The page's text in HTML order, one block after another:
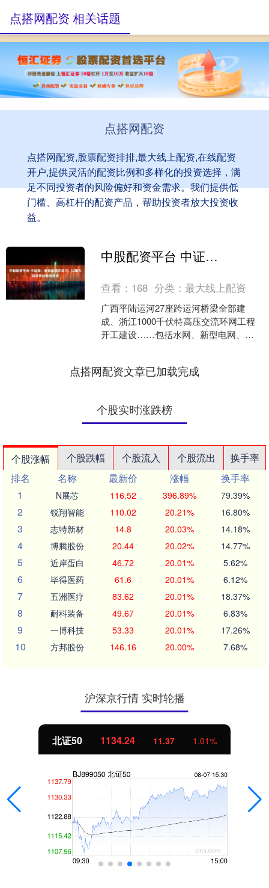
点搭网配资
点搭网配资,股票配资排排,最大线上配资,在线配资
开户,提供灵活的配资比例和多样化的投资选择，满
足不同投资者的风险偏好和资金需求。我们提供低
门槛、高杠杆的配资产品，帮助投资者放大投资收
益。
点搭网配资 相关话题
中股配资平台 中证报：新老基建齐发力，以重大项目带动有效投资
查看： 168 分类：最大线上配资
广西平陆运河27座跨运河桥梁全部建
成、浙江1000千伏特高压交流环网工程
开工建设……包括水网、新型电网、算
点搭网配资文章已加载完成
个股实时涨跌榜
个股涨幅 个股跌幅 个股流入 个股流出
换手率
排名
名称 最新价 涨幅
换手率
1
N展芯 116.52 396.89% 79.39%
2 锐翔智能 110.02 20.21% 16.80%
3 志特新材 14.8 20.03% 14.18%
4 博腾股份 20.44 20.02% 14.77%
5 近岸蛋白 46.72 20.01% 5.62%
6 毕得医药 61.6 20.01% 6.12%
7 五洲医疗 83.62 20.01% 18.37%
8 耐科装备 49.67 20.01% 6.83%
9 一博科技 53.33 20.01% 17.26%
10 方邦股份 146.16 20.00% 7.68%
沪深京行情 实时轮播
北证50 1134.24 11.37 1.01%